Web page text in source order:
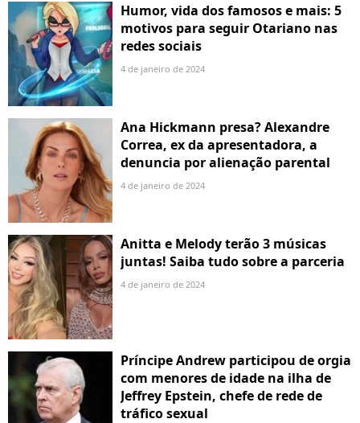
Humor, vida dos famosos e mais: 5
motivos para seguir Otariano nas
redes sociais
4 de janeiro de 2024
Ana Hickmann presa? Alexandre
Correa, ex da apresentadora, a
denuncia por alienação parental
4 de janeiro de 2024
Anitta e Melody terão 3 músicas
juntas! Saiba tudo sobre a parceria
4 de janeiro de 2024
Príncipe Andrew participou de orgia
com menores de idade na ilha de
Jeffrey Epstein, chefe de rede de
tráfico sexual